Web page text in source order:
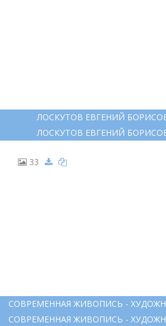
ЛОСКУТОВ ЕВГЕНИЙ
ЛОСКУТОВ ЕВГЕНИЙ
33
СОВРЕМЕННАЯ ЖИВОПИСЬ -
СОВРЕМЕННАЯ ЖИВОПИСЬ -